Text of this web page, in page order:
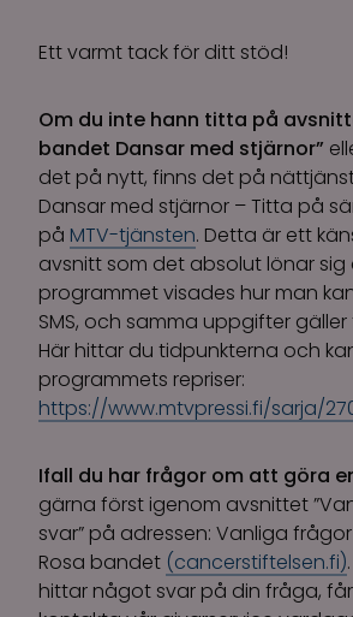
Ett varmt tack för ditt stöd!
Om du inte hann titta på
bandet Dansar med stjärnor”
det på nytt, finns det på
Dansar med stjärnor – Titta på
på MTV-tjänsten. Detta är ett
avsnitt som det absolut lönar
programmet visades hur man
SMS, och samma uppgifter
Här hittar du tidpunkterna och
programmets repriser:
https://www.mtvpressi.fi/sarja/
Ifall du har frågor om att göra
gärna först igenom avsnittet
svar” på adressen: Vanliga
Rosa bandet (cancerstiftelsen.fi)
hittar något svar på din fråga,